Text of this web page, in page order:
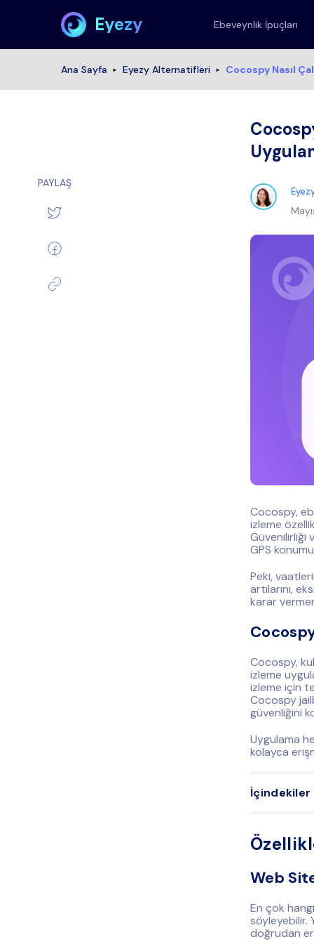
Eyezy Ebeveynlik İpuçları
Ana Sayfa Eyezy Alternatifleri Cocospy Nasıl
Cocospy,
izleme
Güvenilirliği
GPS
Peki,
artılarını,
karar
Cocospy,
izleme
izleme için
Cocospy
güvenliğini
Uygulama
kolayca
İçindekiler
Web
En çok
söyleyebilir.
doğrudan
PAYLAŞ